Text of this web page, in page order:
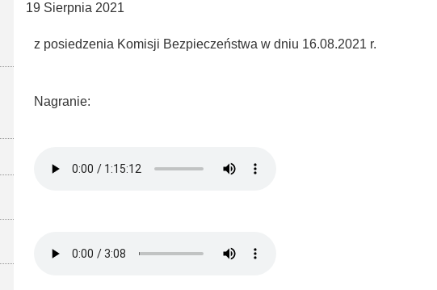
19 Sierpnia 2021
z posiedzenia Komisji Bezpieczeństwa w dniu 16.08.2021 r.
Nagranie: